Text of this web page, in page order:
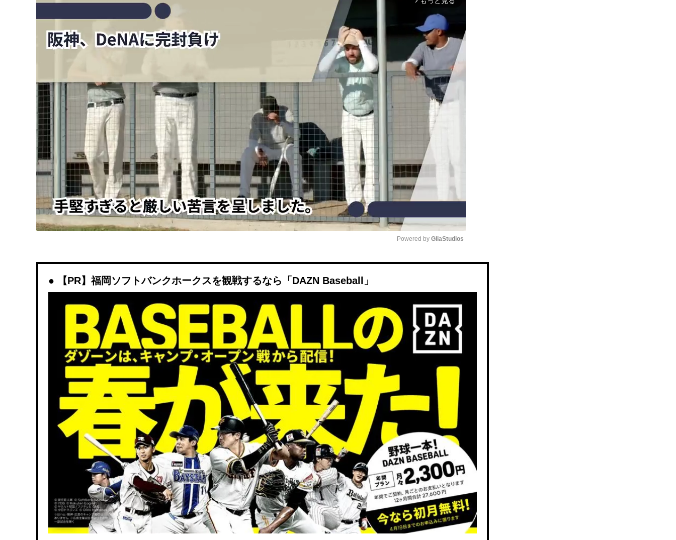
Powered by GliaStudios
【PR】福岡ソフトバンクホークスを観戦するなら「DAZN Baseball」